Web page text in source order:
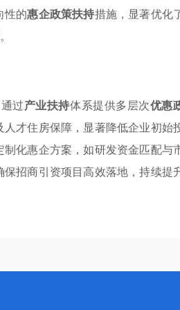
性的惠企政策扶持措施，显著优化
过产业扶持体系提供多层次优惠
才住房保障，显著降低企业初始
化惠企方案，如研发资金匹配与
招商引资项目高效落地，持续提